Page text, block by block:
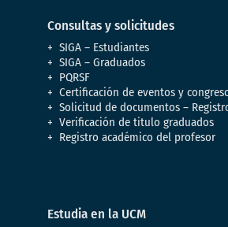
Consultas y solicitudes
SIGA – Estudiantes
SIGA – Graduados
PQRSF
Certificación de eventos y
Solicitud de documentos –
Verificación de titulo graduados
Registro académico del profesor
Estudia en la UCM